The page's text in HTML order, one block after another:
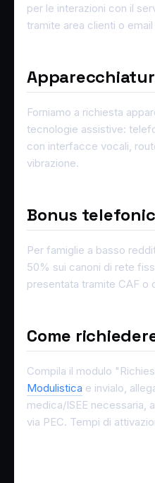
per le interazioni con il
tramite area clienti o email
Forniamo a richiesta
tecnologie assistive:
con interfacce vocali,
vibrazione.
Bonus
Per famiglie a basso
50% sui canoni di rete
presentata tramite CAF o
Come
Compila il modulo
Modulistica e invialo,
medica/ISEE necessaria, a
via PEC. Tempi di